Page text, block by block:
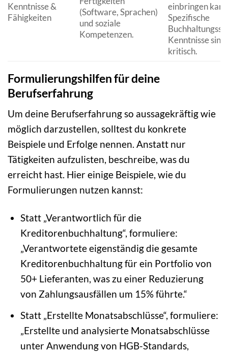
Kenntnisse &
Fähigkeiten
(Software, Sprachen)
und soziale
Kompetenzen.
einbringen
Spezifische
Kenntnisse
kritisch.
Formulierungshilfen für deine
Berufserfahrung
Um deine Berufserfahrung so aussagekräftig wie
möglich darzustellen, solltest du konkrete
Beispiele und Erfolge nennen. Anstatt nur
Tätigkeiten aufzulisten, beschreibe, was du
erreicht hast. Hier einige Beispiele, wie du
Formulierungen nutzen kannst:
Statt „Verantwortlich für die
Kreditorenbuchhaltung“, formuliere:
„Verantwortete eigenständig die gesamte
Kreditorenbuchhaltung für ein Portfolio von
50+ Lieferanten, was zu einer Reduzierung
von Zahlungsausfällen um 15% führte.“
Statt „Erstellte Monatsabschlüsse“, formuliere:
„Erstellte und analysierte Monatsabschlüsse
unter Anwendung von HGB-Standards,